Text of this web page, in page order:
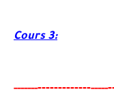
Cours 3:
-------------------------